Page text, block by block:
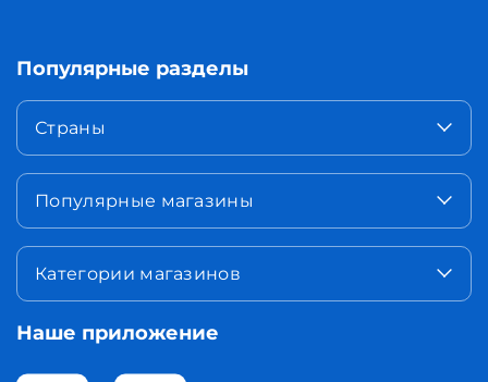
Популярные разделы
Страны
Популярные магазины
Категории магазинов
Наше приложение